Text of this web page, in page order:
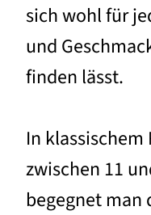
sich wohl für
und
finden lässt.
In
zwischen 11
begegnet man